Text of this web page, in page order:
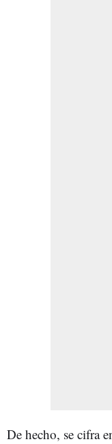
De hecho, se cifra